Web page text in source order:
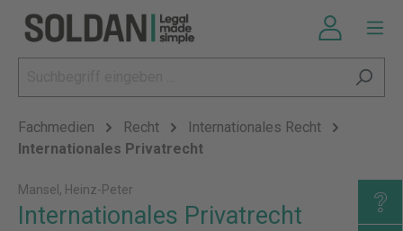
Fachmedien Recht
Internationales Recht
Internationales Privatrecht
Mansel, Heinz-Peter
Internationales Privatrecht